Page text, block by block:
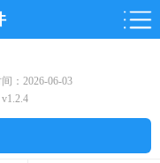
：2026-06-03